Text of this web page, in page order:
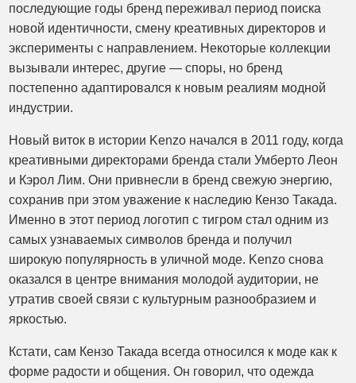
последующие годы бренд переживал период поиска
новой идентичности, смену креативных директоров и
эксперименты с направлением. Некоторые коллекции
вызывали интерес, другие — споры, но бренд
постепенно адаптировался к новым реалиям модной
индустрии.
Новый виток в истории Kenzo начался в 2011 году, когда
креативными директорами бренда стали Умберто Леон
и Кэрол Лим. Они привнесли в бренд свежую энергию,
сохранив при этом уважение к наследию Кензо Такада.
Именно в этот период логотип с тигром стал одним из
самых узнаваемых символов бренда и получил
широкую популярность в уличной моде. Kenzo снова
оказался в центре внимания молодой аудитории, не
утратив своей связи с культурным разнообразием и
яркостью.
Кстати, сам Кензо Такада всегда относился к моде как к
форме радости и общения. Он говорил, что одежда